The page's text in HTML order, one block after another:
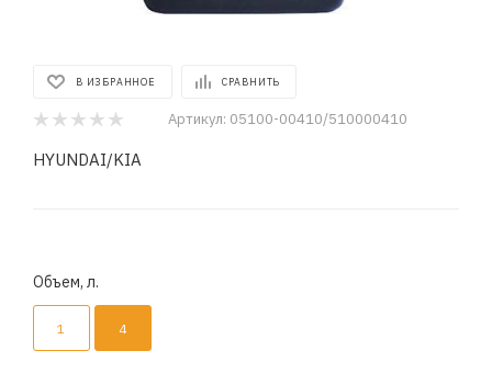
В ИЗБРАННОЕ СРАВНИТЬ
Артикул: 05100-00410/510000410
HYUNDAI/KIA
Объем, л.
1 4